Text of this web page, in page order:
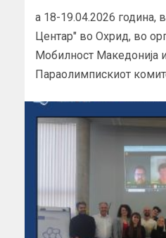
а 18-19.04.2026 година,
Центар" во Охрид, во
Мобилност Македонија
Параолимпискиот